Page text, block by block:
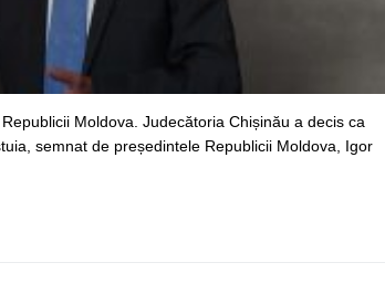
Moldova. Judecătoria Chișinău a decis ca
semnat de președintele Republicii Moldova, Igor